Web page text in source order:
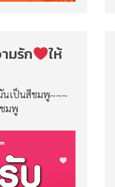
มรัก
ให้
นเป็นสีชมพู~~~
มพู